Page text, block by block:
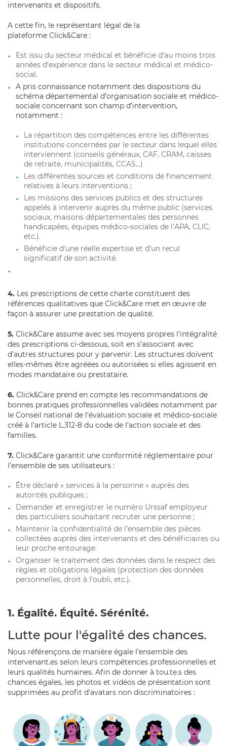
intervenants et dispositifs.
A cette fin, le représentant légal de la
plateforme Click&Care :
Est issu du secteur médical et bénéficie d’au moins trois
années d’expérience dans le secteur médical et médico-
social.
A pris connaissance notamment des dispositions du
schéma départemental d’organisation sociale et médico-
sociale concernant son champ d’intervention,
notamment :
La répartition des compétences entre les différentes
institutions concernées par le secteur dans lequel elles
interviennent (conseils généraux, CAF, CRAM, caisses
de retraite, municipalités, CCAS...)
Les différentes sources et conditions de financement
relatives à leurs interventions ;
Les missions des services publics et des structures
appelés à intervenir auprès du même public (services
sociaux, maisons départementales des personnes
handicapées, équipes médico-sociales de l’APA, CLIC,
etc.).
Bénéficie d’une réelle expertise et d’un recul
significatif de son activité.
4. Les prescriptions de cette charte constituent des
références qualitatives que Click&Care met en œuvre de
façon à assurer une prestation de qualité.
5. Click&Care assume avec ses moyens propres l’intégralité
des prescriptions ci-dessous, soit en s’associant avec
d’autres structures pour y parvenir. Les structures doivent
elles-mêmes être agréées ou autorisées si elles agissent en
modes mandataire ou prestataire.
6. Click&Care prend en compte les recommandations de
bonnes pratiques professionnelles validées notamment par
le Conseil national de l’évaluation sociale et médico-sociale
créé à l’article L.312-8 du code de l’action sociale et des
familles.
7. Click&Care garantit une conformité réglementaire pour
l’ensemble de ses utilisateurs :
Être déclaré « services à la personne » auprès des
autorités publiques ;
Demander et enregistrer le numéro Urssaf employeur
des particuliers souhaitant recruter une personne ;
Maintenir la confidentialité de l’ensemble des pièces
collectées auprès des intervenants et des bénéficiaires ou
leur proche entourage.
Organiser le traitement des données dans le respect des
règles et obligations légales (protection des données
personnelles, droit à l’oubli, etc.).
1. Égalité. Équité. Sérénité.
Lutte pour l'égalité des chances.
Nous référençons de manière égale l'ensemble des
intervenant.es selon leurs compétences professionnelles et
leurs qualités humaines. Afin de donner à tou.te.s des
chances égales, les photos et vidéos de présentation sont
supprimées au profit d'avatars non discriminatoires :